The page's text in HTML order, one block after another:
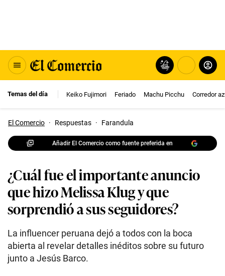
Temas del día Keiko Fujimori Feriado Machu Picchu Corredor
El Comercio · Respuestas · Farandula
Añadir El Comercio como fuente preferida en
¿Cuál fue el importante anuncio
que hizo Melissa Klug y que
sorprendió a sus seguidores?
La influencer peruana dejó a todos con la boca
abierta al revelar detalles inéditos sobre su futuro
junto a Jesús Barco.